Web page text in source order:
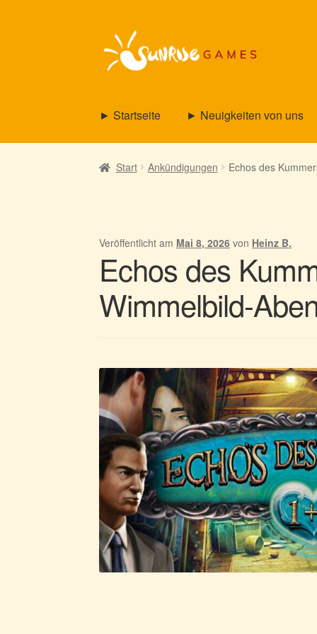
Zur
Navigation
springen
Zum
Inhalt
springen
► Startseite ► Neuigkeiten von uns
Start Ankündigungen Echos des
Veröffentlicht am Mai 8, 2026 von Heinz B.
Echos des
Wimmelbild-